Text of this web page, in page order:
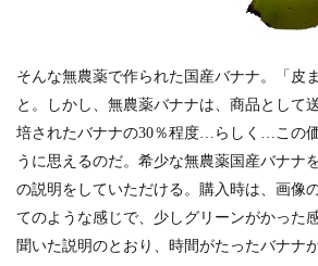
そんな無農薬で作られた国産バナナ。「皮
と。しかし、無農薬バナナは、商品として
培されたバナナの30％程度…らしく…この
うに思えるのだ。希少な無農薬国産バナナ
の説明をしていただける。購入時は、画像
てのような感じで、少しグリーンがかった
聞いた説明のとおり、時間がたったバナナ